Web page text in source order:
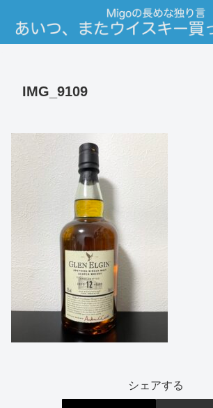
IMG_9109
シェアする